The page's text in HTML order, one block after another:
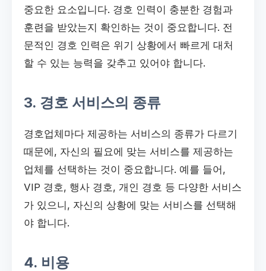
중요한 요소입니다. 경호 인력이 충분한 경험과
훈련을 받았는지 확인하는 것이 중요합니다. 전
문적인 경호 인력은 위기 상황에서 빠르게 대처
할 수 있는 능력을 갖추고 있어야 합니다.
3. 경호 서비스의 종류
경호업체마다 제공하는 서비스의 종류가 다르기
때문에, 자신의 필요에 맞는 서비스를 제공하는
업체를 선택하는 것이 중요합니다. 예를 들어,
VIP 경호, 행사 경호, 개인 경호 등 다양한 서비스
가 있으니, 자신의 상황에 맞는 서비스를 선택해
야 합니다.
4. 비용